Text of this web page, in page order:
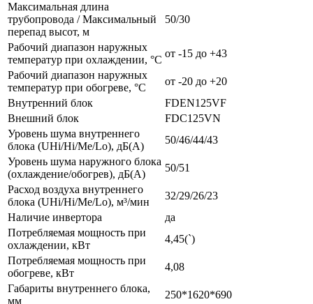
Максимальная длина
трубопровода / Максимальный
перепад высот, м
50/30
Рабочий диапазон наружных
температур при охлаждении, °С
от -15 до +43
Рабочий диапазон наружных
температур при обогреве, °С
от -20 до +20
Внутренний блок
FDEN125VF
Внешний блок
FDC125VN
Уровень шума внутреннего
блока (UHi/Hi/Me/Lo), дБ(А)
50/46/44/43
Уровень шума наружного блока
(охлаждение/обогрев), дБ(А)
50/51
Расход воздуха внутреннего
блока (UHi/Hi/Me/Lo), м³/мин
32/29/26/23
Наличие инвертора
да
Потребляемая мощность при
охлаждении, кВт
4,45(`)
Потребляемая мощность при
обогреве, кВт
4,08
Габариты внутреннего блока,
мм
250*1620*690